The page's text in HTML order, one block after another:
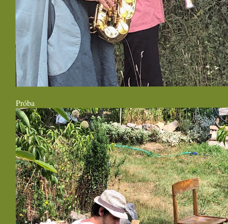
Próba